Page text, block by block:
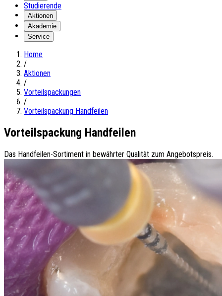
Studierende
Aktionen
Akademie
Service
Home
/
Aktionen
/
Vorteilspackungen
/
Vorteilspackung Handfeilen
Vorteilspackung Handfeilen
Das Handfeilen-Sortiment in bewährter Qualität zum Angebotspreis.